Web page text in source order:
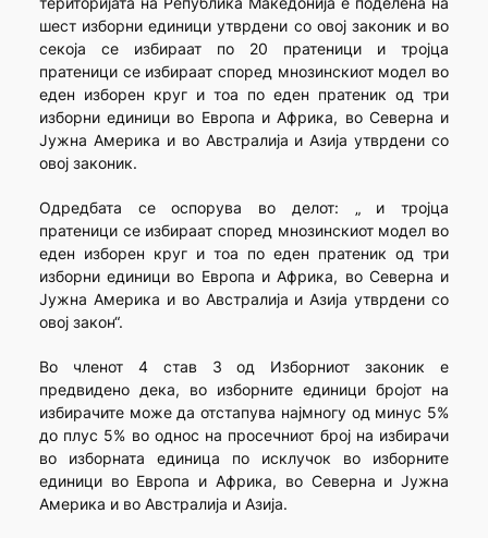
шест изборни единици утврдени со овој законик и во
секоја се избираат по 20 пратеници и тројца
пратеници се избираат според мнозинскиот модел во
еден изборен круг и тоа пo еден пратеник од три
изборни единици во Европа и Африка, во Северна и
Јужна Америка и во Австралија и Азија утврдени со
овој законик.
Одредбата се оспорува во делот: „ и тројца
пратеници се избираат според мнозинскиот модел во
еден изборен круг и тоа по еден пратеник од три
изборни единици во Европа и Африка, во Северна и
Јужна Америка и во Австралија и Азија утврдени со
овој закон“.
Во членот 4 став 3 од Изборниот законик е
предвидено дека, во изборните единици бројот на
избирачите може да отстапува најмногу од минус 5%
до плус 5% во однос на просечниот број на избирачи
во изборната единица по исклучок во изборните
единици во Европа и Африка, во Северна и Јужна
Америка и во Австралија и Азија.